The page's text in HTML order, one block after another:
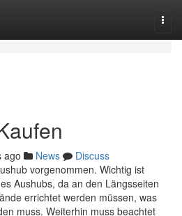
ago News
Discuss
vorgenommen. Wichtig ist
Aushubs, da an den Längsseiten
errichtet werden müssen, was
muss. Weiterhin muss beachtet